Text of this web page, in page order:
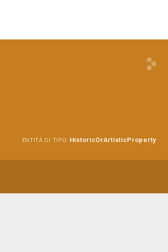
ENTITÀ DI TIPO: HistoricOrArtisticProperty